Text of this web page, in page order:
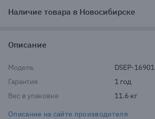
Наличие товара в Новосибирске
Описание
Модель
DSEP-16901
Гарантия
1 год
Вес в упаковке
11.6 кг
Описание на сайте производителя